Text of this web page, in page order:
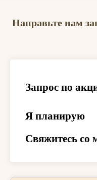
Направьте нам
Запрос по
Я планирую
Свяжитесь со